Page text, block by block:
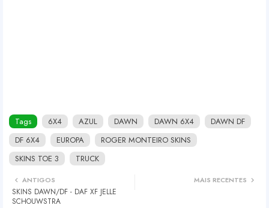
Tags 6X4 AZUL DAWN DAWN 6X4
DAWN DF
DF 6X4
EUROPA
ROGER MONTEIRO SKINS
SKINS TOE 3
TRUCK
MAIS RECENTES
ANTIGOS
SKINS DAWN/DF - DAF XF JELLE
SCHOUWSTRA